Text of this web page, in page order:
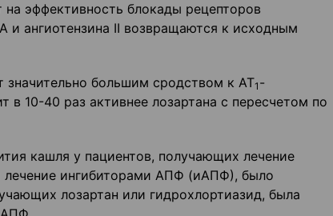
эффективность блокады рецепторов
и ангиотензина II возвращаются к исходным
значительно большим сродством к АТ1 -
в 10-40 раз активнее лозартана с пересчетом по
кашля у пациентов, получающих лечение
ингибиторами АПФ (иАПФ), было
лозартан или гидрохлортиазид, была